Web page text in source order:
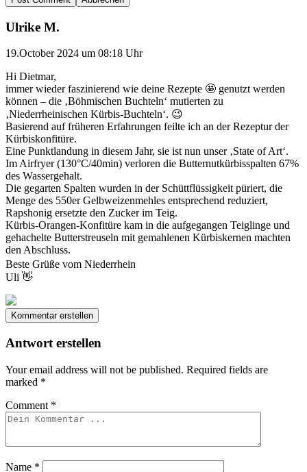
Ulrike M.
19.October 2024 um 08:18 Uhr
Hi Dietmar,
immer wieder faszinierend wie deine Rezepte 🤩 genutzt werden
können – die ‚Böhmischen Buchteln‘ mutierten zu
‚Niederrheinischen Kürbis-Buchteln‘. 😉
Basierend auf früheren Erfahrungen feilte ich an der Rezeptur der
Kürbiskonfitüre.
Eine Punktlandung in diesem Jahr, sie ist nun unser ‚State of Art‘.
Im Airfryer (130°C/40min) verloren die Butternutkürbisspalten 67%
des Wassergehalt.
Die gegarten Spalten wurden in der Schüttflüssigkeit püriert, die
Menge des 550er Gelbweizenmehles entsprechend reduziert,
Rapshonig ersetzte den Zucker im Teig.
Kürbis-Orangen-Konfitüre kam in die aufgegangen Teiglinge und
gehachelte Butterstreuseln mit gemahlenen Kürbiskernen machten
den Abschluss.
Beste Grüße vom Niederrhein
Uli 👋
Kommentar erstellen
Antwort erstellen
Your email address will not be published. Required fields are
marked *
Comment *
Name *